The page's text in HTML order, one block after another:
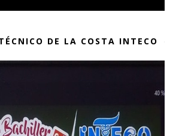
DE LA COSTA INTECO